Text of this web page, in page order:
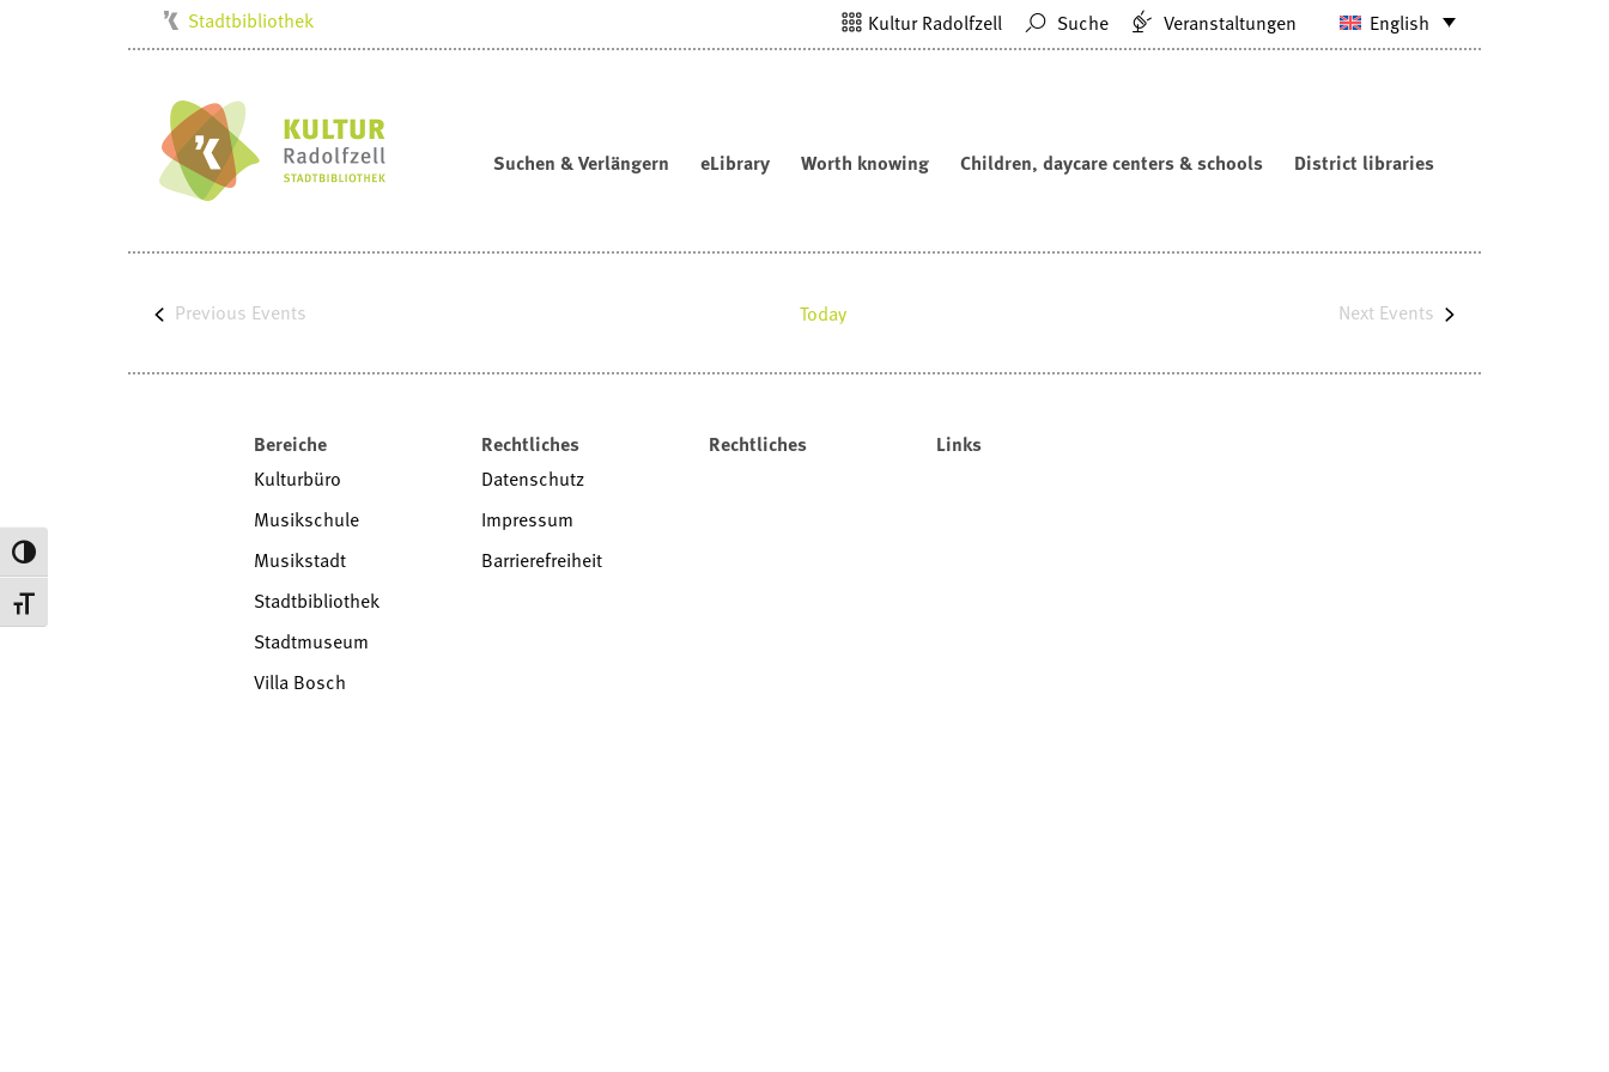
Toggle High Contrast
Toggle Font size
Milchwerk
Musikschule
Stadtarchiv
Stadtbibliothek
Radolfzell1200
English
Kultur Radolfzell Suche Veranstaltungen
Suchen & Verlängern eLibrary Worth knowing Children, daycare centers & schools District libraries
Previous Events Today Next Events
Bereiche
Kulturbüro
Musikschule
Musikstadt
Stadtbibliothek
Stadtmuseum
Villa Bosch
Rechtliches
Datenschutz
Impressum
Barrierefreiheit
Rechtliches Links